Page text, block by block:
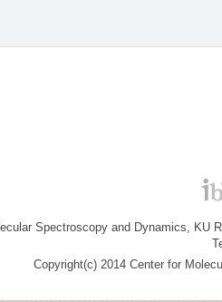
Spectroscopy and Dynamics, KU
Copyright(c) 2014 Center for